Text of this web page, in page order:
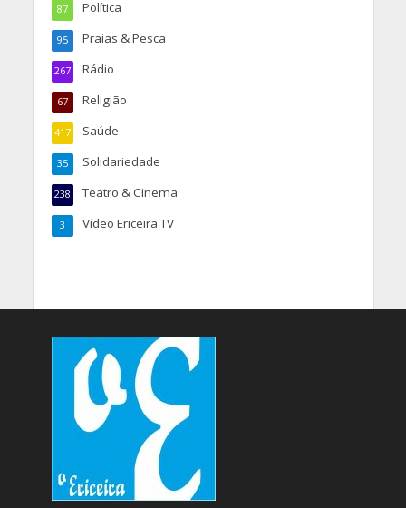
Política
87
Praias & Pesca
95
Rádio
267
Religião
67
Saúde
417
Solidariedade
35
Teatro & Cinema
238
Vídeo Ericeira TV
3